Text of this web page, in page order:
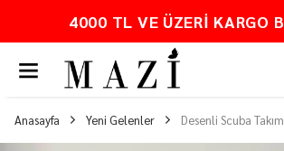
ÜZERI KARGO BEDAVA
Anasayfa Yeni Gelenler Desenli Scuba Takım